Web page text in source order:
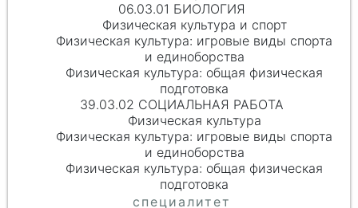
06.03.01 БИОЛОГИЯ
Физическая культура и спорт
Физическая культура: игровые виды спорта
и единоборства
Физическая культура: общая физическая
подготовка
39.03.02 СОЦИАЛЬНАЯ РАБОТА
Физическая культура
Физическая культура: игровые виды спорта
и единоборства
Физическая культура: общая физическая
подготовка